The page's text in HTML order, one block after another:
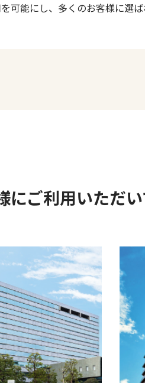
可能にし、多くのお客様に選ば
にご利用いただ